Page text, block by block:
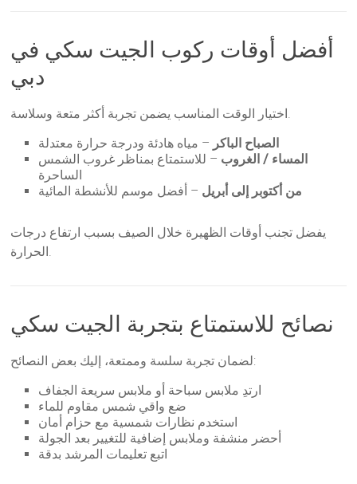
أفضل أوقات ركوب الجيت سكي في
دبي
اختيار الوقت المناسب يضمن تجربة أكثر متعة وسلاسة.
الصباح الباكر – مياه هادئة ودرجة حرارة معتدلة
المساء / الغروب – للاستمتاع بمناظر غروب الشمس
الساحرة
من أكتوبر إلى أبريل – أفضل موسم للأنشطة المائية
يفضل تجنب أوقات الظهيرة خلال الصيف بسبب ارتفاع درجات
الحرارة.
نصائح للاستمتاع بتجربة الجيت سكي
لضمان تجربة سلسة وممتعة، إليك بعض النصائح:
ارتدِ ملابس سباحة أو ملابس سريعة الجفاف
ضع واقي شمس مقاوم للماء
استخدم نظارات شمسية مع حزام أمان
أحضر منشفة وملابس إضافية للتغيير بعد الجولة
اتبع تعليمات المرشد بدقة